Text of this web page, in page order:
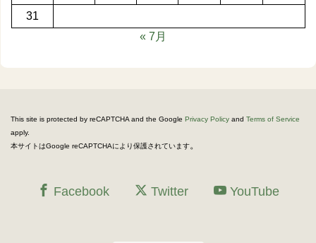
31
« 7月
This site is protected by reCAPTCHA and the Google Privacy Policy and Terms of Service
apply.
本サイトはGoogle reCAPTCHAにより保護されています。
Facebook Twitter YouTube